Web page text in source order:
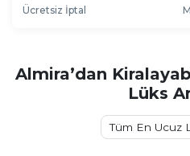
Ücretsiz İptal
Almira’dan
Lüks
Tüm En Ucuz